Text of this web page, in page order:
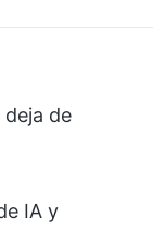
de
IA y